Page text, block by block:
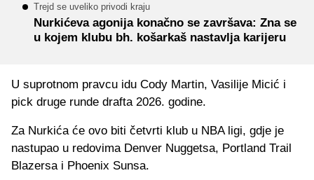
Trejd se uveliko privodi kraju
Nurkićeva agonija konačno se završava: Zna se
u kojem klubu bh. košarkaš nastavlja karijeru
U suprotnom pravcu idu Cody Martin, Vasilije Micić i
pick druge runde drafta 2026. godine.
Za Nurkića će ovo biti četvrti klub u NBA ligi, gdje je
nastupao u redovima Denver Nuggetsa, Portland Trail
Blazersa i Phoenix Sunsa.